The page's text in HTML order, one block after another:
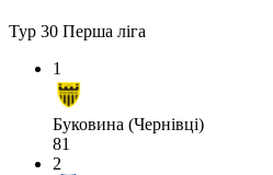
Тур 30 Перша ліга
1
Буковина (Чернівці)
81
2